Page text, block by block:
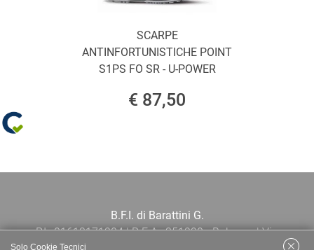
SCARPE
ANTINFORTUNISTICHE POINT
S1PS FO SR - U-POWER
€ 87,50
B.F.I. di Barattini G.
P.I.: 01613171204 | R.E.A.: 351290 - Bologna | Via
Solo Cookie Tecnici